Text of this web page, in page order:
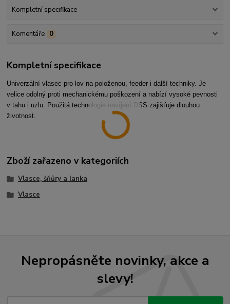
Kompletní specifikace
Komentáře 0
Kompletní specifikace
Univerzální vlasec pro lov na položenou, feeder i další techniky. Je
velice odolný proti mechanickému poškození a nabízí vysoké pevnosti
v tahu i uzlu. Použitá technologie navíjení DSS zajišťuje dlouhou
životnost.
Zboží zařazeno v kategoriích
Vlasce, šňůry a lanka
Vlasce
Nepropásněte novinky, akce a
slevy!